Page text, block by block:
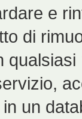
e
di
un